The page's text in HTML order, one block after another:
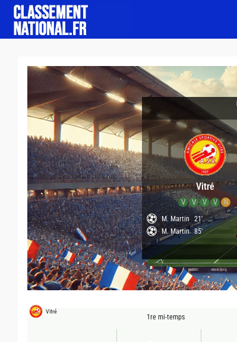
Vitré
V V V V N
M. Martin
21'
M. Martin 85'
Vitré
1re mi-temps